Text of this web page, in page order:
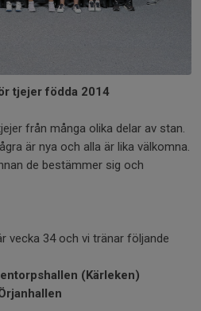
tjejer födda 2014
från många olika delar av stan.
är nya och alla är lika välkomna.
de bestämmer sig och
vecka 34 och vi tränar följande
(Kärleken)